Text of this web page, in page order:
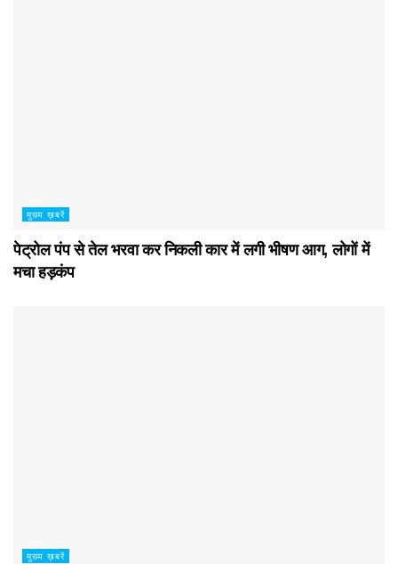
मुख्य ख़बरें
पेट्रोल पंप से तेल भरवा कर निकली कार में लगी भीषण आग, लोगों में
मचा हड़कंप
मुख्य ख़बरें